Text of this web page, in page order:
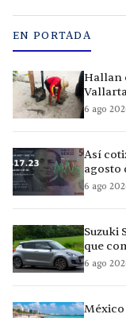
EN PORTADA
Hallan
6 ago
Así
agosto
6 ago
Suzuki
que
6 ago